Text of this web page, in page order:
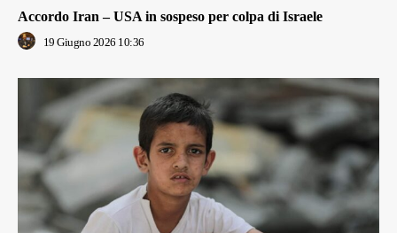
Accordo Iran – USA in sospeso per colpa di Israele
19 Giugno 2026 10:36